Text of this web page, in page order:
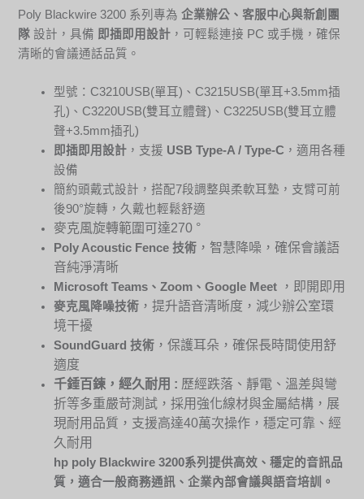
Poly Blackwire 3200 系列專為企業辦公、客服中心與新創團
隊 設計，具備 即插即用設計 ，可輕鬆連接 PC 或手機，確保
清晰的會議通話品質。
型號：C3210USB(單耳)、C3215USB(單耳+3.5mm插
孔)、C3220USB(雙耳立體聲)、C3225USB(雙耳立體
聲+3.5mm插孔)
即插即用設計 ，支援 USB Type-A / Type-C ，適用各種
設備
簡約頭戴式設計，搭配7段調整與柔軟耳墊，支臂可前
後90°旋轉，久戴也輕鬆舒適
麥克風旋轉範圍可達270 °
Poly Acoustic Fence技術 ，智慧降噪，確保會議語
音純淨清晰
Microsoft Teams 、Zoom 、Google Meet ，即開即用
麥克風降噪技術 ，提升語音清晰度，減少辦公室環
境干擾
SoundGuard 技術 ，保護耳朵，確保長時間使用舒
適度
千錘百鍊，經久耐用 : 歷經跌落、靜電、溫差與彎
折等多重嚴苛測試，採用強化線材與金屬結構，展
現耐用品質，支援高達40萬次操作，穩定可靠、經
久耐用
hp poly Blackwire 3200系列提供高效、穩定的音訊品
質，適合一般商務通訊、企業內部會議與語音培訓。